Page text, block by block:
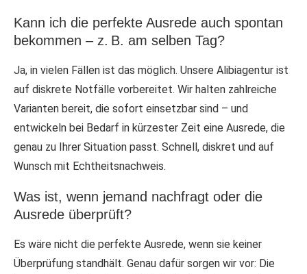
Kann ich die perfekte Ausrede auch spontan
bekommen – z. B. am selben Tag?
Ja, in vielen Fällen ist das möglich. Unsere Alibiagentur ist
auf diskrete Notfälle vorbereitet. Wir halten zahlreiche
Varianten bereit, die sofort einsetzbar sind – und
entwickeln bei Bedarf in kürzester Zeit eine Ausrede, die
genau zu Ihrer Situation passt. Schnell, diskret und auf
Wunsch mit Echtheitsnachweis.
Was ist, wenn jemand nachfragt oder die
Ausrede überprüft?
Es wäre nicht die perfekte Ausrede, wenn sie keiner
Überprüfung standhält. Genau dafür sorgen wir vor: Die